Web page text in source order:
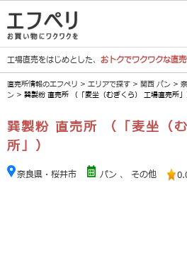
工場直売をはじめとした、 おトクでワクワクな直
直売所情報のエフペリ > エリアで探す > 関西 パン >
ン > 巽製粉 直売所 （「麦坐（むぎくら） 工場直売所」
巽製粉 直売所 （「麦坐（
所」）
奈良県・桜井市 パン 、 その他